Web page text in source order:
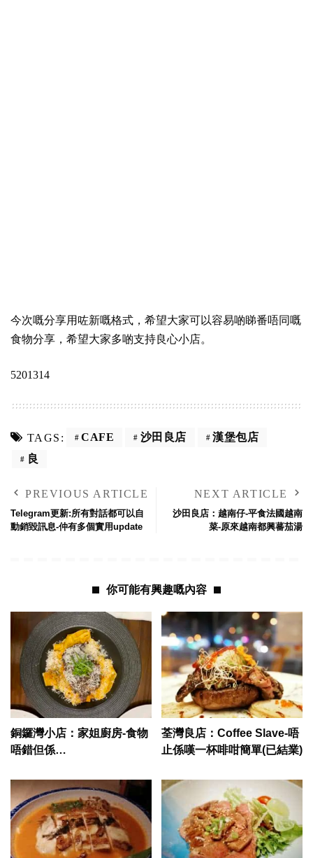
今次嘅分享用咗新嘅格式，希望大家可以容易啲睇番唔同嘅
食物分享，希望大家多啲支持良心小店。
5201314
TAGS: CAFE 沙田良店
漢堡包店
良
PREVIOUS ARTICLE
Telegram更新:所有對話都可以自
動銷毀訊息-仲有多個實用update
NEXT ARTICLE
沙田良店：越南仔-平食法國越南
菜-原來越南都興蕃茄湯
你可能有興趣嘅內容
銅鑼灣小店：家姐廚房-食物
唔錯但係…
荃灣良店：Coffee Slave-唔
止係嘆一杯啡咁簡單(已結業)